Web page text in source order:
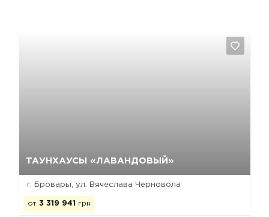
ТАУНХАУСЫ «ЛАВАНДОВЫЙ»
г. Бровары, ул. Вячеслава Черновола
от 3 319 941 грн